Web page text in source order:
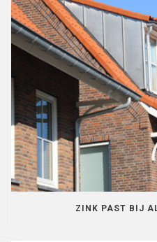
ZINK PAST BIJ